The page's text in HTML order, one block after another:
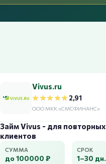
Vivus.ru
★★★★★
★★★★★2,91
ООО МКК «СМСФИНАНС»
Займ Vivus - для повторных
клиентов
СУММА
до 100000 ₽
СРОК
1–30 дн.